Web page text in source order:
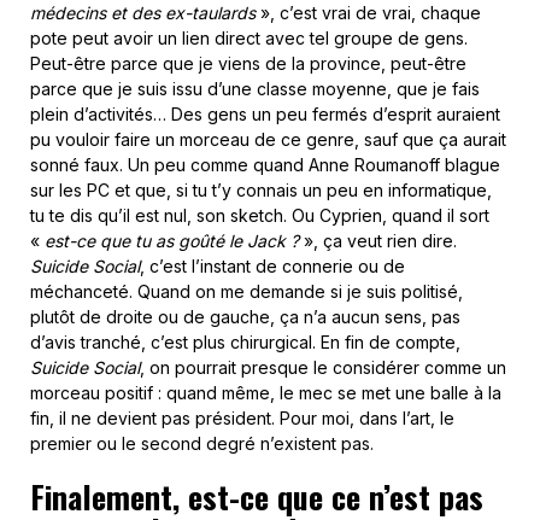
médecins et des ex-taulards», c’est vrai de vrai, chaque
pote peut avoir un lien direct avec tel groupe de gens.
Peut-être parce que je viens de la province, peut-être
parce que je suis issu d’une classe moyenne, que je fais
plein d’activités… Des gens un peu fermés d’esprit auraient
pu vouloir faire un morceau de ce genre, sauf que ça aurait
sonné faux. Un peu comme quand Anne Roumanoff blague
sur les PC et que, si tu t’y connais un peu en informatique,
tu te dis qu’il est nul, son sketch. Ou Cyprien, quand il sort
« est-ce que tu as goûté le Jack ?», ça veut rien dire.
Suicide Social, c’est l’instant de connerie ou de
méchanceté. Quand on me demande si je suis politisé,
plutôt de droite ou de gauche, ça n’a aucun sens, pas
d’avis tranché, c’est plus chirurgical. En fin de compte,
Suicide Social, on pourrait presque le considérer comme un
morceau positif : quand même, le mec se met une balle à la
fin, il ne devient pas président. Pour moi, dans l’art, le
premier ou le second degré n’existent pas.
Finalement, est-ce que ce n’est pas